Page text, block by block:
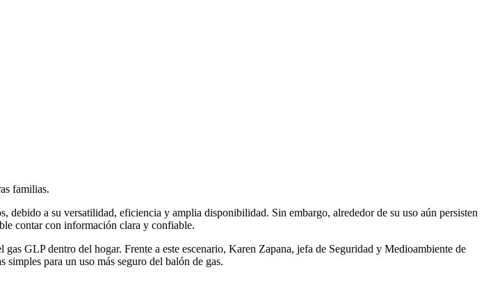
familias.
a su versatilidad, eficiencia y amplia disponibilidad. Sin embargo, alrededor de su uso aún persisten
contar con información clara y confiable.
GLP dentro del hogar. Frente a este escenario, Karen Zapana, jefa de Seguridad y Medioambiente de
para un uso más seguro del balón de gas.